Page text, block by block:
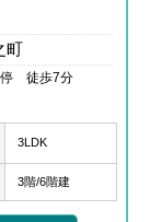
町
停 徒歩7分
3LDK
3階/6階建